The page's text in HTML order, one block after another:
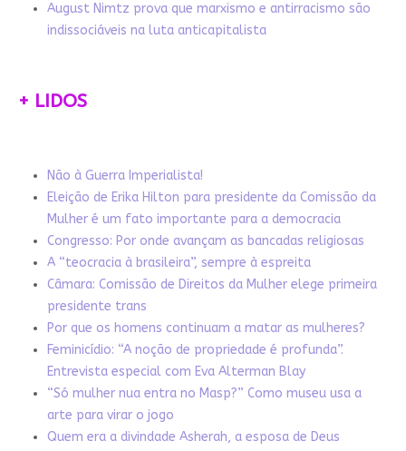
August Nimtz prova que marxismo e antirracismo são
indissociáveis na luta anticapitalista
+ LIDOS
Não à Guerra Imperialista!
Eleição de Erika Hilton para presidente da Comissão da
Mulher é um fato importante para a democracia
Congresso: Por onde avançam as bancadas religiosas
A “teocracia à brasileira”, sempre à espreita
Câmara: Comissão de Direitos da Mulher elege primeira
presidente trans
Por que os homens continuam a matar as mulheres?
Feminicídio: “A noção de propriedade é profunda”.
Entrevista especial com Eva Alterman Blay
“Só mulher nua entra no Masp?” Como museu usa a
arte para virar o jogo
Quem era a divindade Asherah, a esposa de Deus